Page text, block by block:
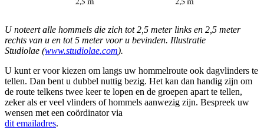
U noteert alle hommels die zich tot 2,5 meter links en 2,5 meter
rechts van u en tot 5 meter voor u bevinden. Illustratie
Studiolae (www.studiolae.com).
U kunt er voor kiezen om langs uw hommelroute ook dagvlinders te
tellen. Dan bent u dubbel nuttig bezig. Het kan dan handig zijn om
de route telkens twee keer te lopen en de groepen apart te tellen,
zeker als er veel vlinders of hommels aanwezig zijn. Bespreek uw
wensen met een coördinator via
dit emailadres.